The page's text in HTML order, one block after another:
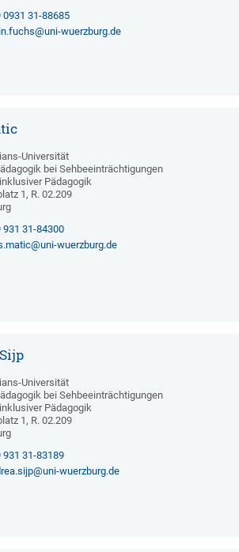
0931 31-88685
wuerzburg.de
Universität
bei Sehbeeinträchtigungen
Pädagogik
1, R. 02.209
931 31-84300
wuerzburg.de
Universität
bei Sehbeeinträchtigungen
Pädagogik
1, R. 02.209
931 31-83189
wuerzburg.de